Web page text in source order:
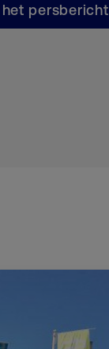
het persbericht